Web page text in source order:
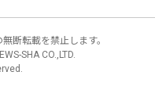
断転載を禁止します。
SHA CO.,LTD.